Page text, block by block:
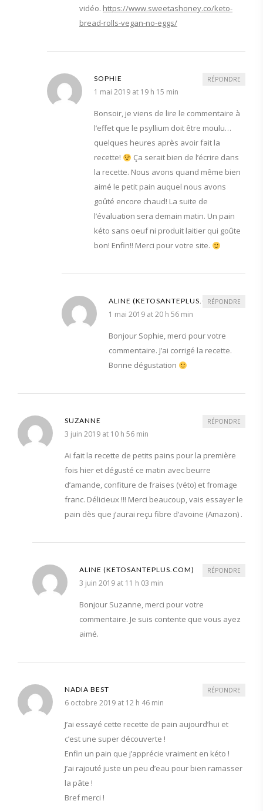
vidéo. https://www.sweetashoney.co/keto-
bread-rolls-vegan-no-eggs/
SOPHIE
1 mai 2019 at 19 h 15 min
Bonsoir, je viens de lire le commentaire à
l’effet que le psyllium doit être moulu…
quelques heures après avoir fait la
recette!
Ça serait bien de l’écrire dans
la recette. Nous avons quand même bien
aimé le petit pain auquel nous avons
goûté encore chaud! La suite de
l’évaluation sera demain matin. Un pain
kéto sans oeuf ni produit laitier qui goûte
bon! Enfin!! Merci pour votre site.
RÉPONDRE
ALINE (KETOSANTEPLUS.COM)
1 mai 2019 at 20 h 56 min
Bonjour Sophie, merci pour votre
commentaire. J’ai corrigé la recette.
Bonne dégustation
RÉPONDRE
SUZANNE
3 juin 2019 at 10 h 56 min
Ai fait la recette de petits pains pour la première
fois hier et dégusté ce matin avec beurre
d’amande, confiture de fraises (véto) et fromage
franc. Délicieux !!! Merci beaucoup, vais essayer le
pain dès que j’aurai reçu fibre d’avoine (Amazon) .
RÉPONDRE
ALINE (KETOSANTEPLUS.COM)
3 juin 2019 at 11 h 03 min
Bonjour Suzanne, merci pour votre
commentaire. Je suis contente que vous ayez
aimé.
RÉPONDRE
NADIA BEST
6 octobre 2019 at 12 h 46 min
J’ai essayé cette recette de pain aujourd’hui et
c’est une super découverte !
Enfin un pain que j’apprécie vraiment en kéto !
J’ai rajouté juste un peu d’eau pour bien ramasser
la pâte !
Bref merci !
RÉPONDRE